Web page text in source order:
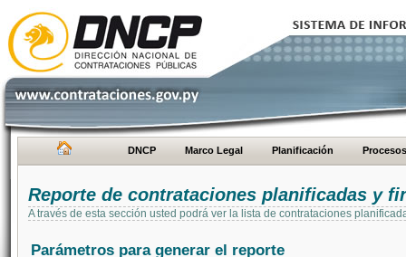
DNCP Marco Legal Planificación Procesos
Reporte de contrataciones planificadas y
A través de esta sección usted podrá ver la lista de contrataciones
Parámetros para generar el reporte